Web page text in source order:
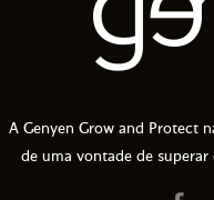
A Genyen Grow and Protect
de uma vontade de